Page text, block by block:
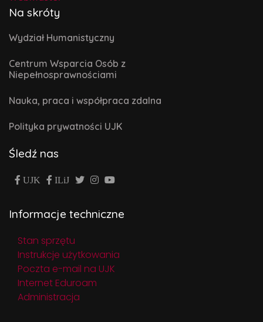
Na skróty
Wydział Humanistyczny
Centrum Wsparcia Osób z
Niepełnosprawnościami
Nauka, praca i współpraca zdalna
Polityka prywatności UJK
Śledź nas
UJK ILiJ
Informacje techniczne
Stan sprzętu
Instrukcje użytkowania
Poczta e-mail na UJK
Internet Eduroam
Administracja